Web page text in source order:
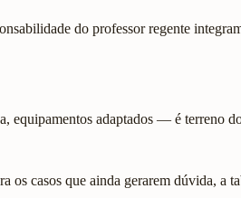
do professor regente
equipamentos adaptados — é
os casos que ainda gerarem dúvida,